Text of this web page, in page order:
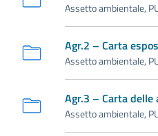
Assetto ambientale,
Agr.2 – Carta
Assetto ambientale,
Agr.3 – Carta delle
Assetto ambientale,